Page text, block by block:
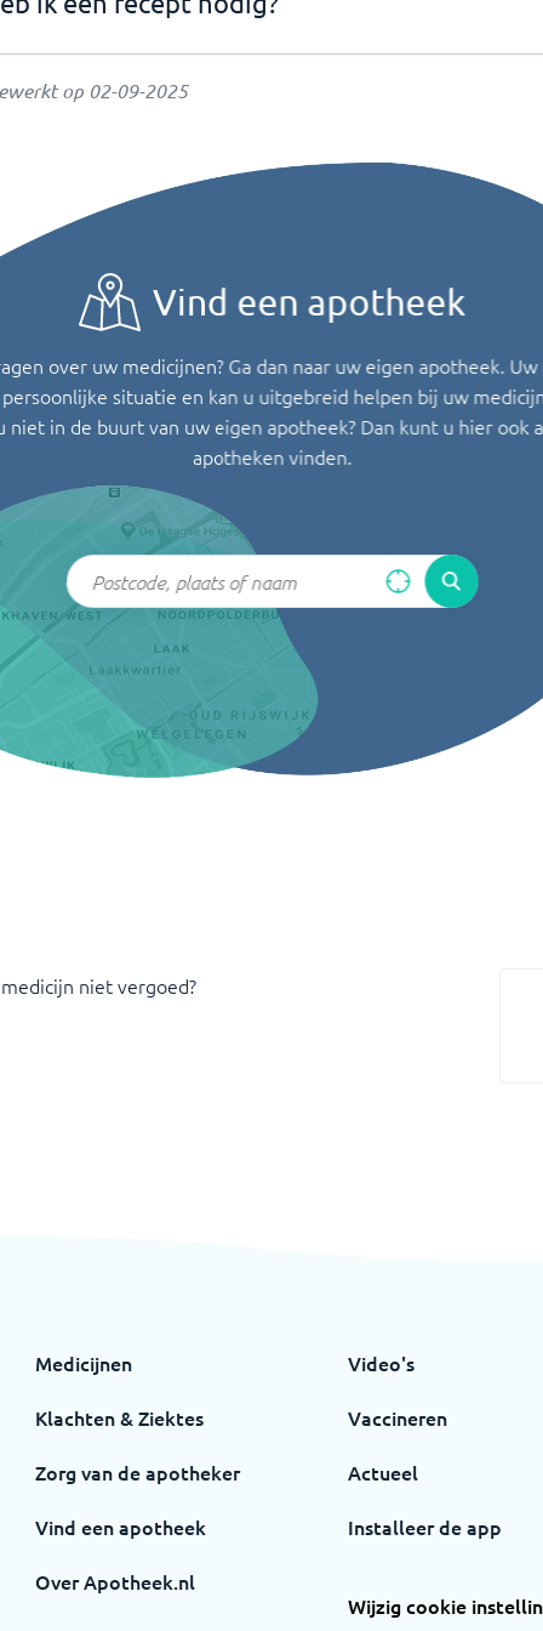
op 02-09-2025
Vind een apotheek
over uw medicijnen? Ga dan naar uw eigen apotheek.
situatie en kan u uitgebreid helpen bij uw
niet in de buurt van uw eigen apotheek? Dan kunt u hier ook
apotheken vinden.
niet vergoed?
Medicijnen
Klachten & Ziektes
Zorg van de apotheker
Vind een apotheek
Over Apotheek.nl
Video's
Vaccineren
Actueel
Installeer de app
Wijzig cookie